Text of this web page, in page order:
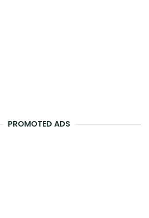
PROMOTED ADS